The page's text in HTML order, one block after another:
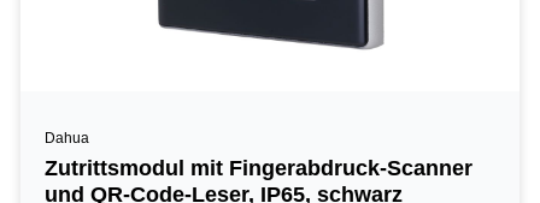
Dahua
Zutrittsmodul mit Fingerabdruck-Scanner
und QR-Code-Leser, IP65, schwarz